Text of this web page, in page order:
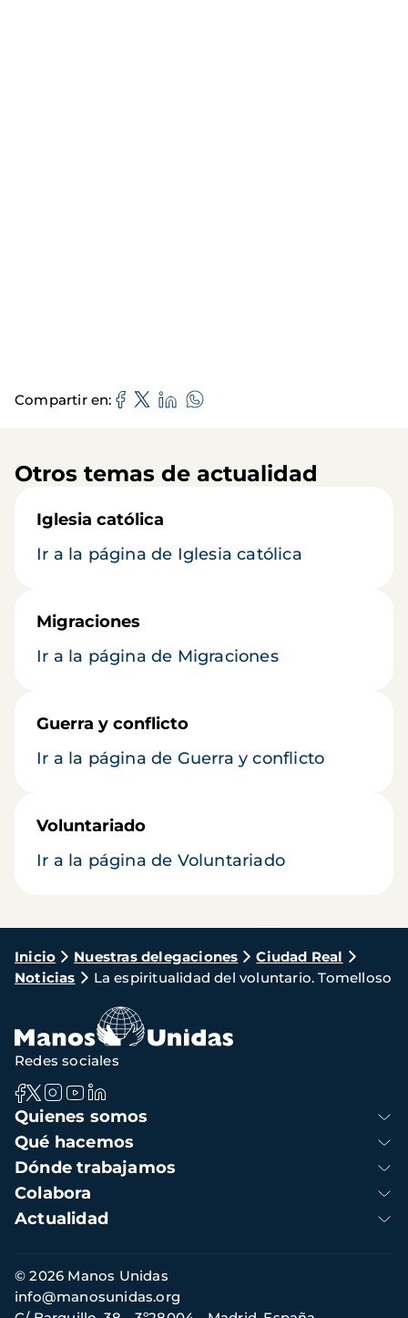
Compartir en
Otros temas de actualidad
Iglesia católica
Ir a la página de Iglesia católica
Migraciones
Ir a la página de Migraciones
Guerra y conflicto
Ir a la página de Guerra y conflicto
Voluntariado
Ir a la página de Voluntariado
Ruta
de
navegación
Inicio Nuestras delegaciones
Ciudad Real
Noticias
La espiritualidad del voluntario. Tomelloso
Navegación
principal
Quienes somos
Qué hacemos
Dónde trabajamos
Colabora
Actualidad
Redes sociales
Información
de
contacto
© 2026 Manos Unidas
info@manosunidas.org